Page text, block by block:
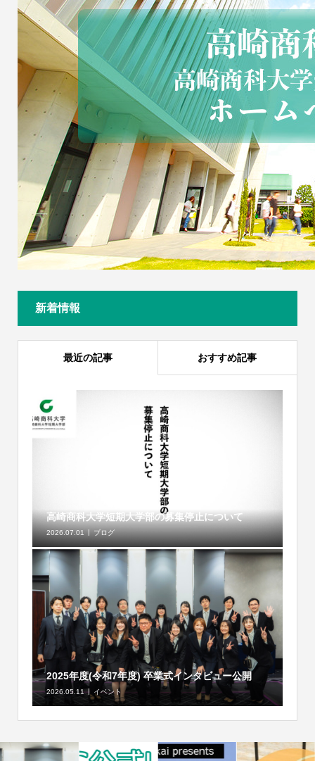
新着情報
最近の記事 おすすめ記事
高崎商科大学短期大学部の募集停止について
2026.07.01 ブログ
2025年度(令和7年度) 卒業式インタビュー公開
2026.05.11 イベント